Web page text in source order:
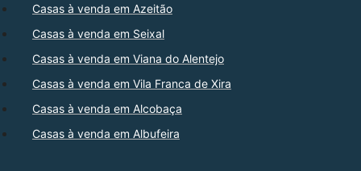
Casas à venda em Azeitão
Casas à venda em Seixal
Casas à venda em Viana do Alentejo
Casas à venda em Vila Franca de Xira
Casas à venda em Alcobaça
Casas à venda em Albufeira